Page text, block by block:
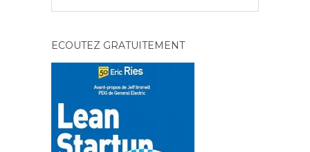
ECOUTEZ GRATUITEMENT